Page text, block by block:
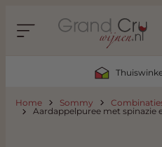
Home Sommy
Aardappelpuree met spinazie